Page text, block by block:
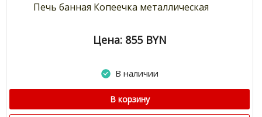
Печь банная Копеечка металлическая
Цена: 855 BYN
В наличии
В корзину